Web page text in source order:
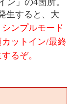
生すると、大
シンプルモード
ットイン/最終
るぞ。